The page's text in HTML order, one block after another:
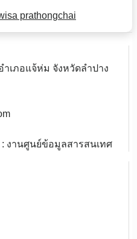
prathongchai
เภอแจ้ห่ม จังหวัดลำปาง
งานศูนย์ข้อมูลสารสนเทศ